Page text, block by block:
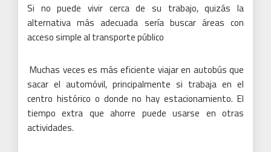
Si no puede vivir cerca de su trabajo, quizás la
alternativa más adecuada sería buscar áreas con
acceso simple al transporte público
Muchas veces es más eficiente viajar en autobús que
sacar el automóvil, principalmente si trabaja en el
centro histórico o donde no hay estacionamiento. El
tiempo extra que ahorre puede usarse en otras
actividades.